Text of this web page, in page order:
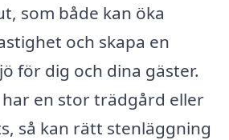
som både kan öka
och skapa en
för dig och dina gäster.
en stor trädgård eller
så kan rätt stenläggning